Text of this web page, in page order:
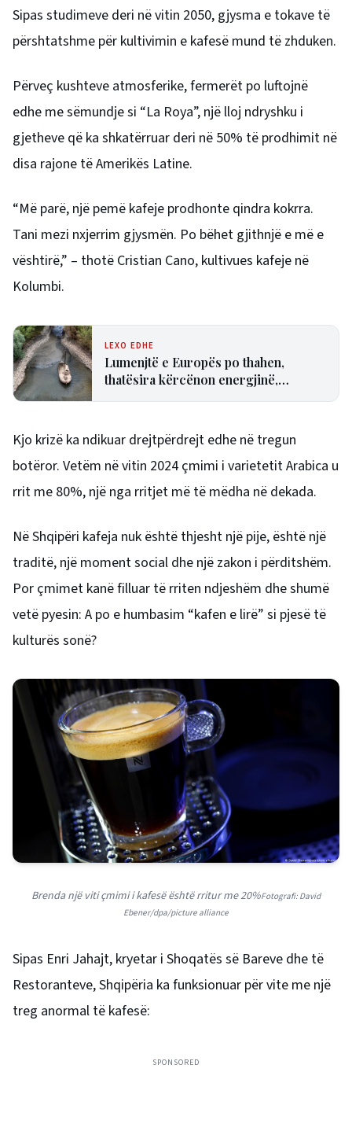
Sipas studimeve deri në vitin 2050, gjysma e tokave të
përshtatshme për kultivimin e kafesë mund të zhduken.
Përveç kushteve atmosferike, fermerët po luftojnë
edhe me sëmundje si “La Roya”, një lloj ndryshku i
gjetheve që ka shkatërruar deri në 50% të prodhimit në
disa rajone të Amerikës Latine.
“Më parë, një pemë kafeje prodhonte qindra kokrra.
Tani mezi nxjerrim gjysmën. Po bëhet gjithnjë e më e
vështirë,” – thotë Cristian Cano, kultivues kafeje në
Kolumbi.
LEXO EDHE
Lumenjtë e Europës po thahen,
thatësira kërcënon energjinë,
Kjo krizë ka ndikuar drejtpërdrejt edhe në tregun
botëror. Vetëm në vitin 2024 çmimi i varietetit Arabica u
rrit me 80%, një nga rritjet më të mëdha në dekada.
Në Shqipëri kafeja nuk është thjesht një pije, është një
traditë, një moment social dhe një zakon i përditshëm.
Por çmimet kanë filluar të rriten ndjeshëm dhe shumë
vetë pyesin: A po e humbasim “kafen e lirë” si pjesë të
kulturës sonë?
Brenda një viti çmimi i kafesë është rritur me 20%Fotografi: David
Ebener/dpa/picture alliance
Sipas Enri Jahajt, kryetar i Shoqatës së Bareve dhe të
Restoranteve, Shqipëria ka funksionuar për vite me një
treg anormal të kafesë:
SPONSORED